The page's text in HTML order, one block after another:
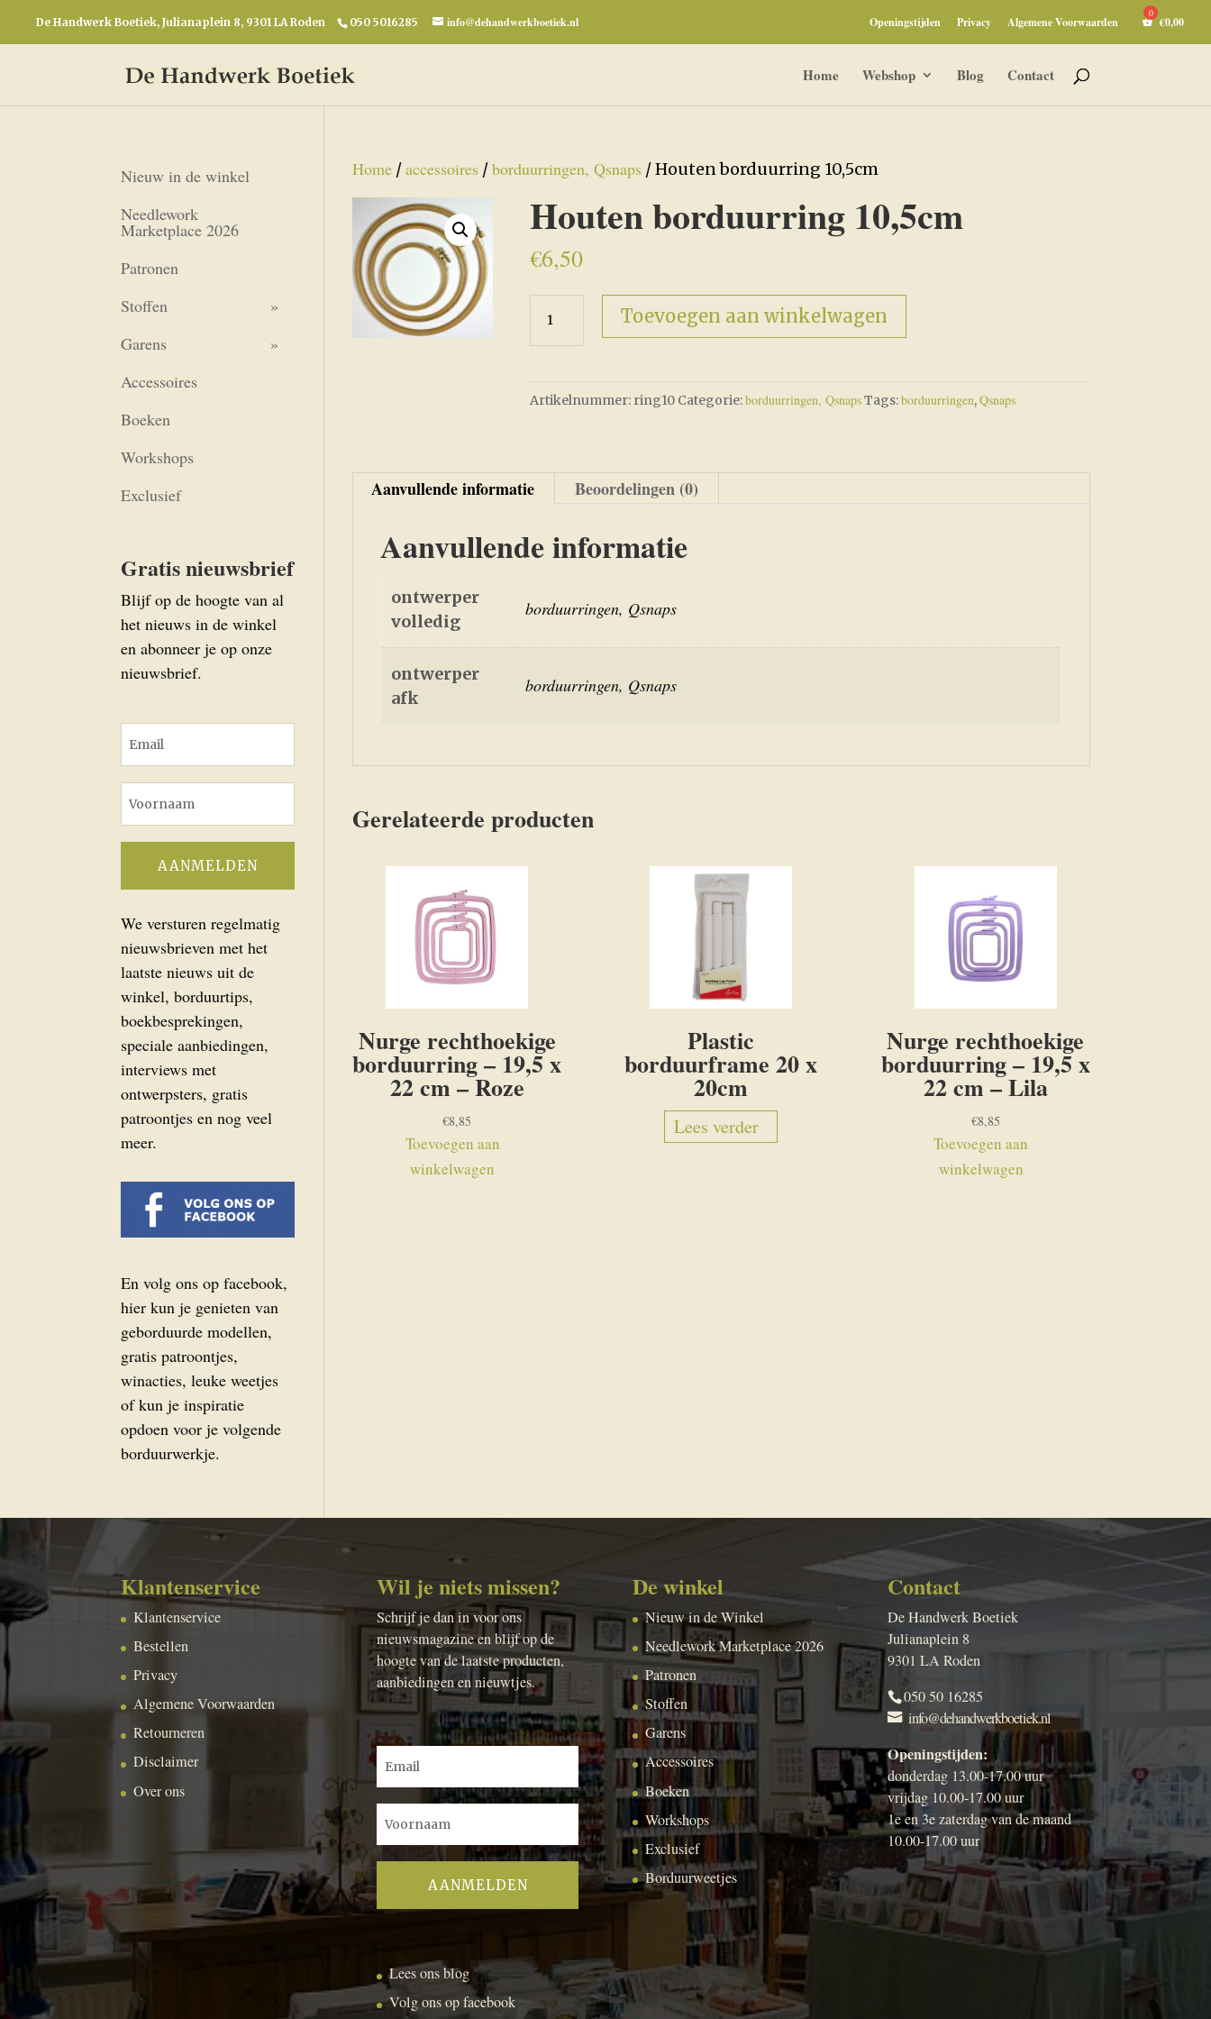
De Handwerk Boetiek, Julianaplein 8, 9301 LA Roden 050 5016285 info@dehandwerkboetiek.nl Openingstijden Privacy Algemene Voorwaarden €0,00
Home Webshop Blog Contact
Home /accessoires /borduurringen, Qsnaps / Houten borduurring 10,5cm
Houten borduurring 10,5cm
€6,50
borduurring
Toevoegen aan winkelwagen
Artikelnummer: ring10 Categorie:borduurringen, QsnapsTags:borduurringen,Qsnaps
Aanvullende informatie Beoordelingen (0)
Aanvullende informatie
ontwerper
volledig
borduurringen, Qsnaps
ontwerper
afk
borduurringen, Qsnaps
Gerelateerde producten
Nurge rechthoekige
borduurring – 19,5 x
22 cm – Roze
€8,85
Toevoegen aan
winkelwagen
Plastic
borduurframe 20 x
20cm
Lees verder
Nurge rechthoekige
borduurring – 19,5 x
22 cm – Lila
€8,85
Toevoegen aan
winkelwagen
Nieuw in de winkel
Needlework
Marketplace 2026
Patronen
Stoffen
Garens
Accessoires
Boeken
Workshops
Exclusief
Gratis nieuwsbrief
Blijf op de hoogte van al
het nieuws in de winkel
en abonneer je op onze
nieuwsbrief.
We versturen regelmatig
nieuwsbrieven met het
laatste nieuws uit de
winkel, borduurtips,
boekbesprekingen,
speciale aanbiedingen,
interviews met
ontwerpsters, gratis
patroontjes en nog veel
meer.
En volg ons op facebook,
hier kun je genieten van
geborduurde modellen,
gratis patroontjes,
winacties, leuke weetjes
of kun je inspiratie
opdoen voor je volgende
borduurwerkje.
Klantenservice
Klantenservice
Bestellen
Privacy
Algemene Voorwaarden
Retourneren
Disclaimer
Over ons
Wil je niets missen?
Schrijf je dan in voor ons
nieuwsmagazine en blijf op de
hoogte van de laatste producten,
aanbiedingen en nieuwtjes.
Lees ons blog
Volg ons op facebook
De winkel
Nieuw in de Winkel
Needlework Marketplace 2026
Patronen
Stoffen
Garens
Accessoires
Boeken
Workshops
Exclusief
Borduurweetjes
Contact
De Handwerk Boetiek
Julianaplein 8
9301 LA Roden
050 50 16285
info@dehandwerkboetiek.nl
Openingstijden:
donderdag 13.00-17.00 uur
vrijdag 10.00-17.00 uur
1e en 3e zaterdag van de maand
10.00-17.00 uur